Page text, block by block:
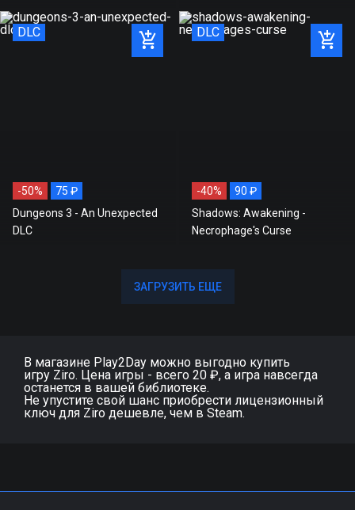
DLC
-50%
75 ₽
Dungeons 3 - An Unexpected
DLC
DLC
-40%
90 ₽
Shadows: Awakening -
Necrophage's Curse
ЗАГРУЗИТЬ ЕЩЕ
ЗАГРУЗИТЬ ЕЩЕ
В магазине Play2Day можно выгодно купить
игру Ziro. Цена игры - всего 20 ₽, а игра навсегда
останется в вашей библиотеке.
Не упустите свой шанс приобрести лицензионный
ключ для Ziro дешевле, чем в Steam.